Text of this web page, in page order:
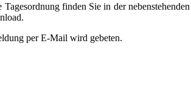
Tagesordnung finden Sie in der nebenstehenden
per E-Mail wird gebeten.